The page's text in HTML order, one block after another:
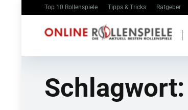
Top 10 Rollenspiele Tipps & Tricks Ratgeber
Schlagwort: